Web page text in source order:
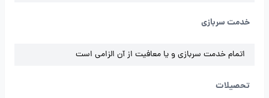
خدمت سربازی
اتمام خدمت سربازی و یا معافیت از آن الزامی است
تحصیلات